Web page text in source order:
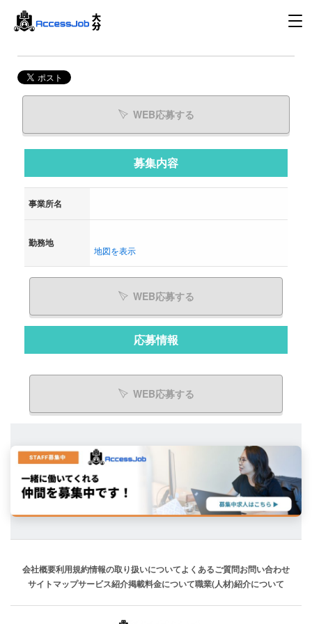
WEB応募する
募集内容
事業所名
勤務地
地図を表示
WEB応募する
応募情報
WEB応募する
会社概要利用規約情報の取り扱いについてよくあるご質問お問い合わせ
サイトマップサービス紹介掲載料金について職業(人材)紹介について